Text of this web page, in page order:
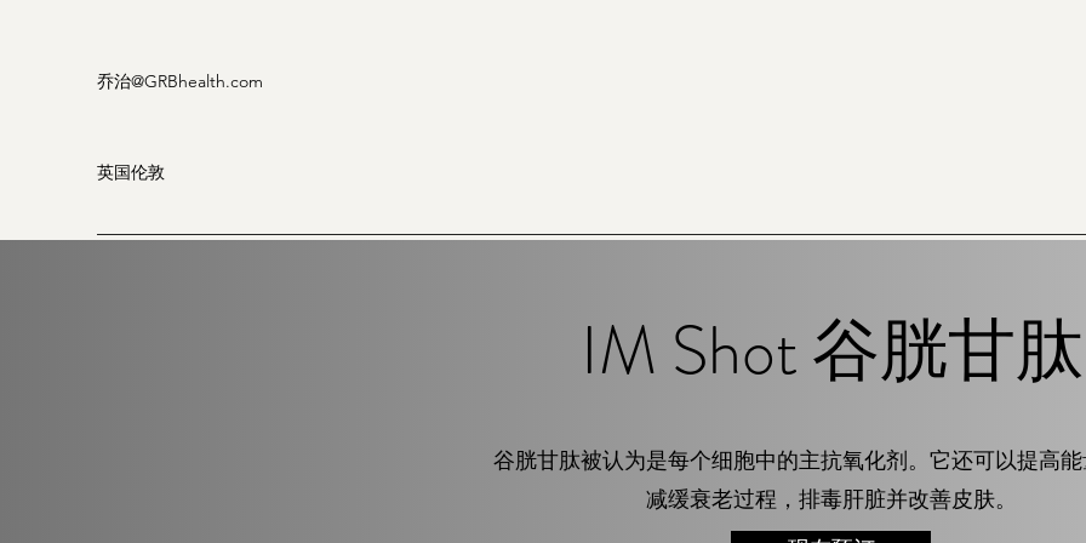
乔治@GRBhealth.com
英国伦敦
IM Shot 谷胱甘肽
谷胱甘肽被认为是每个细胞中的主抗氧化剂。它还可以提高
减缓衰老过程，排毒肝脏并改善皮肤。